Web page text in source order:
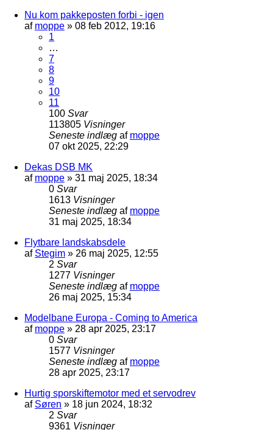
Nu kom pakkeposten forbi - igen
af moppe » 08 feb 2012, 19:16
1
…
7
8
9
10
11
100 Svar
113805 Visninger
Seneste indlæg af moppe
07 okt 2025, 22:29
Dekas DSB MK
af moppe » 31 maj 2025, 18:34
0 Svar
1613 Visninger
Seneste indlæg af moppe
31 maj 2025, 18:34
Flytbare landskabsdele
af Stegim » 26 maj 2025, 12:55
2 Svar
1277 Visninger
Seneste indlæg af moppe
26 maj 2025, 15:34
Modelbane Europa - Coming to America
af moppe » 28 apr 2025, 23:17
0 Svar
1577 Visninger
Seneste indlæg af moppe
28 apr 2025, 23:17
Hurtig sporskiftemotor med et servodrev
af Søren » 18 jun 2024, 18:32
2 Svar
9361 Visninger